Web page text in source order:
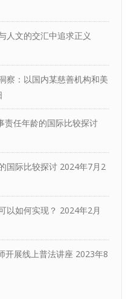
人文的交汇中追求正义
察：以国内某慈善机构和美
责任年龄的国际比较探讨
国际比较探讨 2024年7月2
以如何实现？ 2024年2月
开展线上普法讲座 2023年8